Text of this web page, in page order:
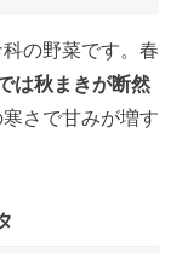
の野菜です。春
は秋まきが断然
さで甘みが増す